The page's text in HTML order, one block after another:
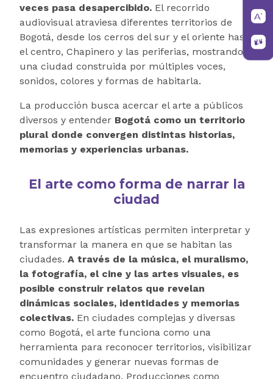
veces pasa desapercibido. El recorrido
audiovisual atraviesa diferentes territorios de
Bogotá, desde los cerros del sur y el oriente hasta
el centro, Chapinero y las periferias, mostrando
una ciudad construida por múltiples voces,
sonidos, colores y formas de habitarla.
La producción busca acercar el arte a públicos
diversos y entender Bogotá como un territorio
plural donde convergen distintas historias,
memorias y experiencias urbanas.
El arte como forma de narrar la
ciudad
Las expresiones artísticas permiten interpretar y
transformar la manera en que se habitan las
ciudades. A través de la música, el muralismo,
la fotografía, el cine y las artes visuales, es
posible construir relatos que revelan
dinámicas sociales, identidades y memorias
colectivas. En ciudades complejas y diversas
como Bogotá, el arte funciona como una
herramienta para reconocer territorios, visibilizar
comunidades y generar nuevas formas de
encuentro ciudadano. Producciones como